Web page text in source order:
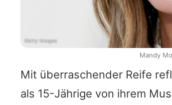
Mit überraschender Reife
als 15-Jährige von ihrem
Getty Images
Mandy